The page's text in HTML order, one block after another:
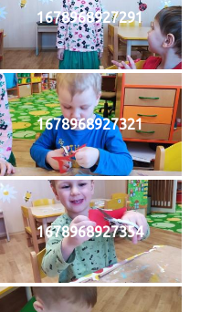
1678968927291
1678968927321
1678968927354